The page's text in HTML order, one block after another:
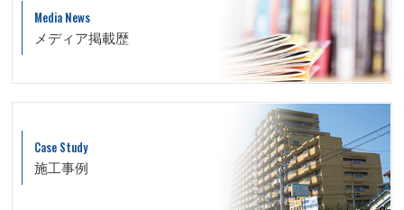
Media News
メディア掲載歴
Case Study
施工事例